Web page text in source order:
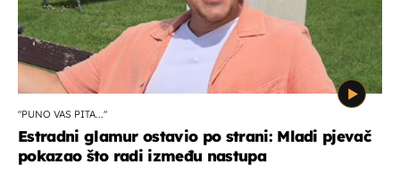
"PUNO VAS PITA..."
Estradni glamur ostavio po strani: Mladi pjevač
pokazao što radi između nastupa